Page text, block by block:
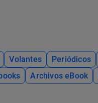
Volantes Periódicos
Archivos eBook